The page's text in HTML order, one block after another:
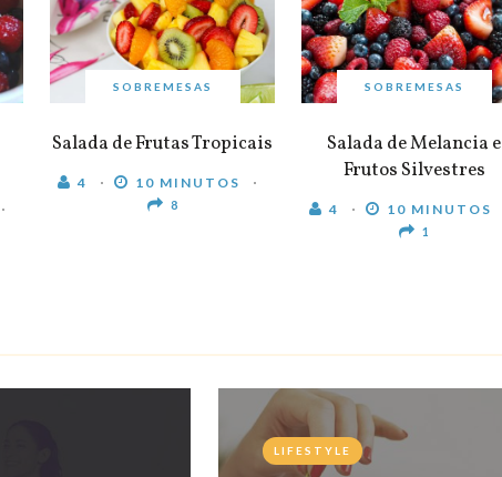
SOBREMESAS
Salada de Frutas Tropicais
4 10 MINUTOS
8
SOBREMESAS
Salada de Melancia e
Frutos Silvestres
4 10 MINUTOS
1
LIFESTYLE